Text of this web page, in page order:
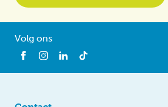
Volg ons